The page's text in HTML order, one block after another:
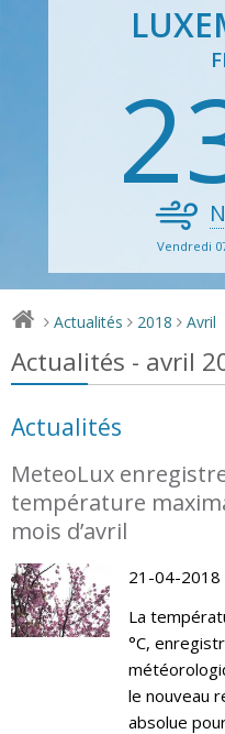
Vendredi
> Actualités > 2018 > Avril
Actualités - avril
Actualités
MeteoLux
température
mois d’avril
21-04-2018
La
°C,
le nouveau
absolue